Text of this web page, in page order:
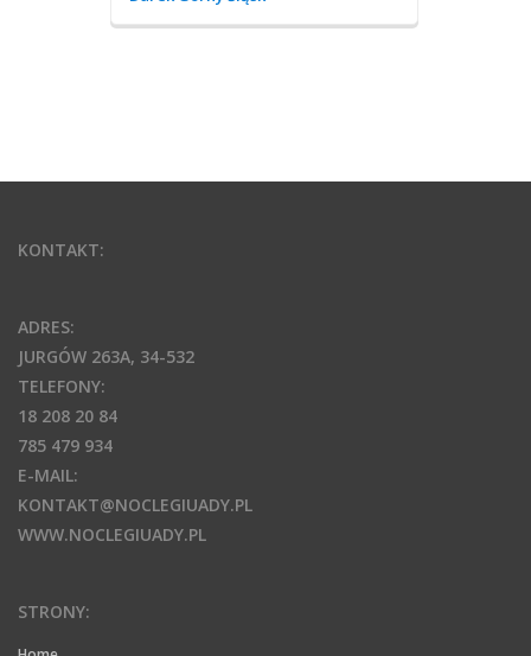
KONTAKT:
ADRES:
JURGÓW 263A, 34-532
TELEFONY:
18 208 20 84
785 479 934
E-MAIL:
KONTAKT@NOCLEGIUADY.PL
WWW.NOCLEGIUADY.PL
STRONY: